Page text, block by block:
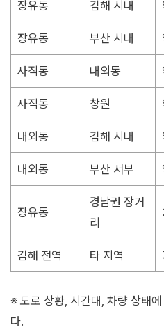
장유동 김해 시내
장유동 부산 시내
사직동 내외동
사직동 창원
내외동 김해 시내
내외동 부산 서부
장유동
경남권 장거
리
김해 전역 타 지역
※ 도로 상황, 시간대, 차량 상태
다.